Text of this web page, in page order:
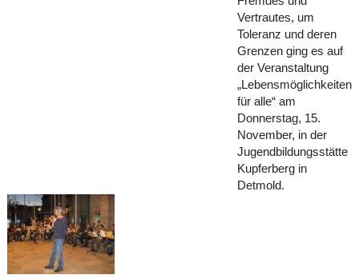
Vertrautes, um
Toleranz und deren
Grenzen ging es auf
der Veranstaltung
„Lebensmöglichkeiten
für alle“ am
Donnerstag, 15.
November, in der
Jugendbildungsstätte
Kupferberg in
Detmold.